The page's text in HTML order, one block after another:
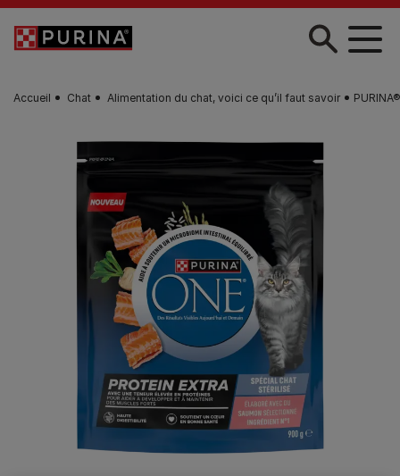
Skip to main content
Accueil Chat Alimentation du chat, voici ce qu’il faut savoir